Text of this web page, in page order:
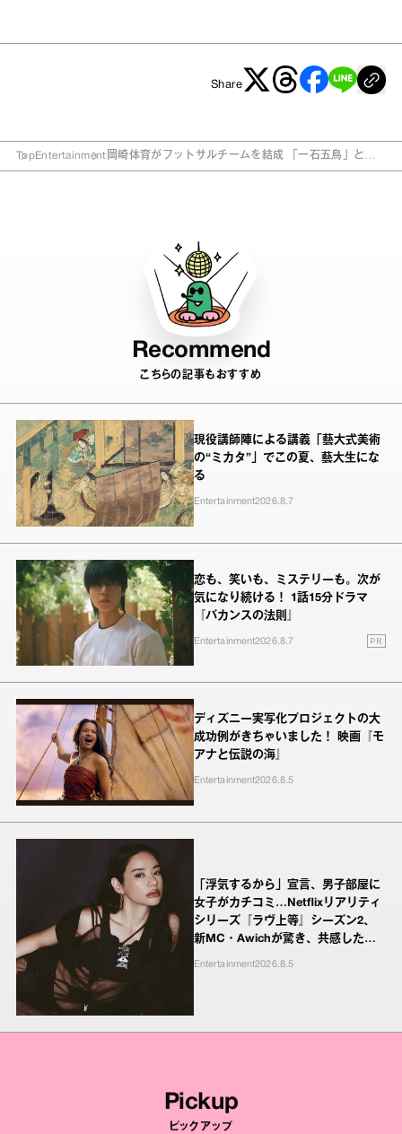
Share
TopEntertainment 岡崎体育がフットサルチームを結成 「一石五鳥」と絶
Recommend
こちらの記事もおすすめ
現役講師陣による講義「藝大式美術
の“ミカタ”」でこの夏、藝大生にな
る
Entertainment2026.8.7
恋も、笑いも、ミステリーも。次が
気になり続ける！ 1話15分ドラマ
『バカンスの法則』
Entertainment2026.8.7 PR
ディズニー実写化プロジェクトの大
成功例がきちゃいました！ 映画『モ
アナと伝説の海』
Entertainment2026.8.5
「浮気するから」宣言、男子部屋に
女子がカチコミ…Netflixリアリティ
シリーズ『ラヴ上等』シーズン2、
新MC・Awichが驚き、共感したヤ
Entertainment2026.8.5
Pickup
ピックアップ